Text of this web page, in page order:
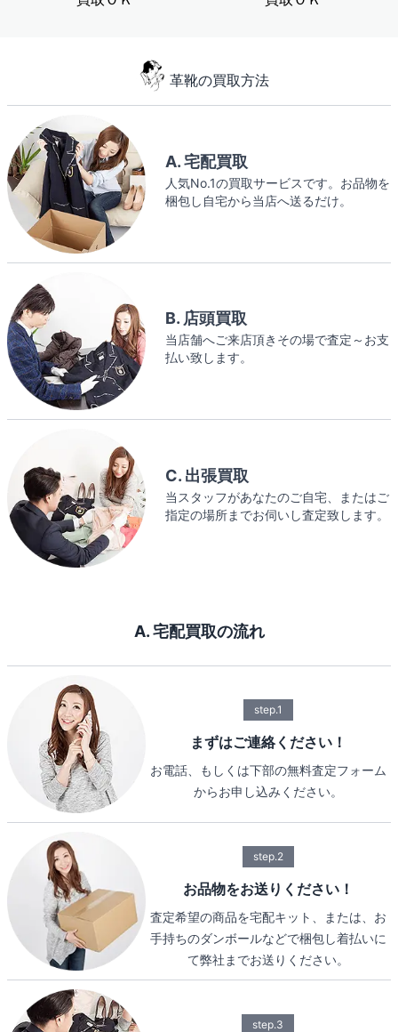
革靴の買取方法
A. 宅配買取
人気No.1の買取サービスです。お品物を
梱包し自宅から当店へ送るだけ。
B. 店頭買取
当店舗へご来店頂きその場で査定～お支
払い致します。
C. 出張買取
当スタッフがあなたのご自宅、またはご
指定の場所までお伺いし査定致します。
A. 宅配買取の流れ
step.1
まずはご連絡ください！
お電話、もしくは下部の無料査定フォーム
からお申し込みください。
step.2
お品物をお送りください！
査定希望の商品を宅配キット、または、お
手持ちのダンボールなどで梱包し着払いに
て弊社までお送りください。
step.3